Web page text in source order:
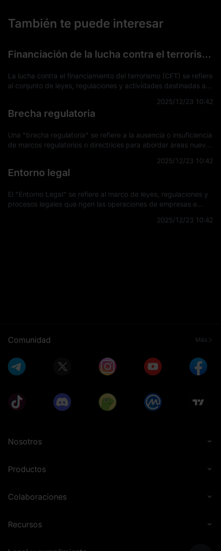
También te puede interesar
Financiación de la lucha contra el terrorismo (FCT)
La lucha contra el financiamiento del terrorismo (CFT) se refiere
al conjunto de leyes, regulaciones y actividades destinadas a
2025/12/23 10:42
Brecha regulatoria
Una "brecha regulatoria" se refiere a la ausencia o insuficiencia
de marcos regulatorios o directrices para abordar áreas nuevas
2025/12/23 10:42
Entorno legal
El "Entorno Legal" se refiere al marco de leyes, regulaciones y
procesos legales que rigen las operaciones de empresas e
2025/12/23 10:42
Comunidad Más
Nosotros
Productos
Colaboraciones
Recursos